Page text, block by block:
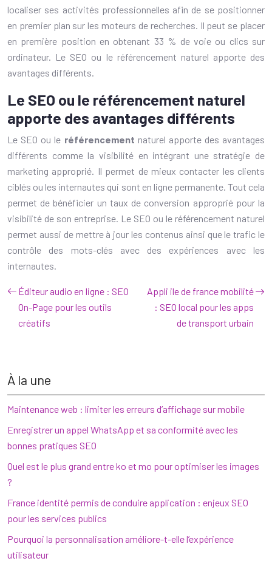
localiser ses activités professionnelles afin de se positionner
en premier plan sur les moteurs de recherches. Il peut se placer
en première position en obtenant 33 % de voie ou clics sur
ordinateur. Le SEO ou le référencement naturel apporte des
avantages différents.
Le SEO ou le référencement naturel
apporte des avantages différents
Le SEO ou le référencement naturel apporte des avantages
différents comme la visibilité en intégrant une stratégie de
marketing approprié. Il permet de mieux contacter les clients
ciblés ou les internautes qui sont en ligne permanente. Tout cela
permet de bénéficier un taux de conversion approprié pour la
visibilité de son entreprise. Le SEO ou le référencement naturel
permet aussi de mettre à jour les contenus ainsi que le trafic le
contrôle des mots-clés avec des expériences avec les
internautes.
Éditeur audio en ligne : SEO
On-Page pour les outils
créatifs
Appli ile de france mobilité
: SEO local pour les apps
de transport urbain
À la une
Maintenance web : limiter les erreurs d’affichage sur mobile
Enregistrer un appel WhatsApp et sa conformité avec les
bonnes pratiques SEO
Quel est le plus grand entre ko et mo pour optimiser les images
?
France identité permis de conduire application : enjeux SEO
pour les services publics
Pourquoi la personnalisation améliore-t-elle l’expérience
utilisateur